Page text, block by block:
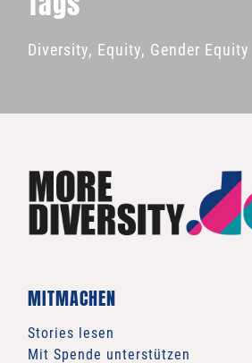
Diversity, Equity, Gender Equity
MITMACHEN
Stories lesen
Mit Spende unterstützen